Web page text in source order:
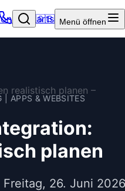
– Startseite
🇬🇧 Menü öffnen
APPS & WEBSITES
planen
26. Juni 2026